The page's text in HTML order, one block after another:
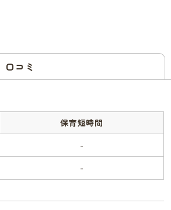
口コミ
保育短時間
-
-